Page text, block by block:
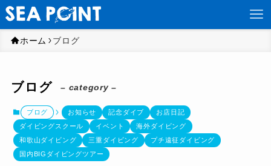
ホーム ブログ
ブログ – category –
ブログ お知らせ 記念ダイブ
お店日記
ダイビングスクール
イベント
海外ダイビング
和歌山ダイビング
三重ダイビング
プチ遠征ダイビング
国内BIGダイビングツアー